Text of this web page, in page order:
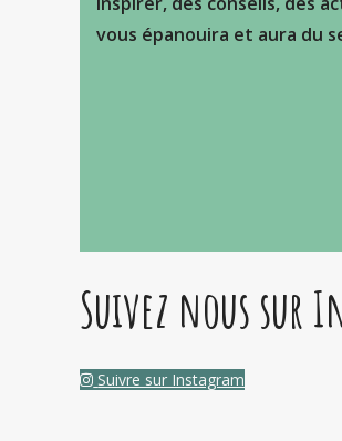
vous épanouira et aura du
Suivez nous sur
Suivre sur Instagram